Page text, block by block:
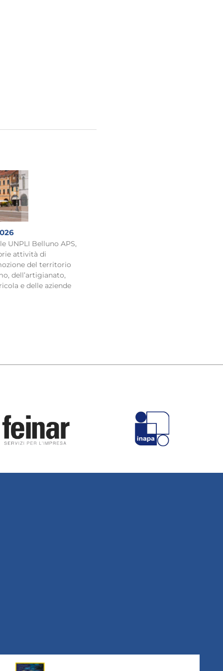
UNPLI Belluno APS,
attività di
del territorio
dell’artigianato,
e delle aziende